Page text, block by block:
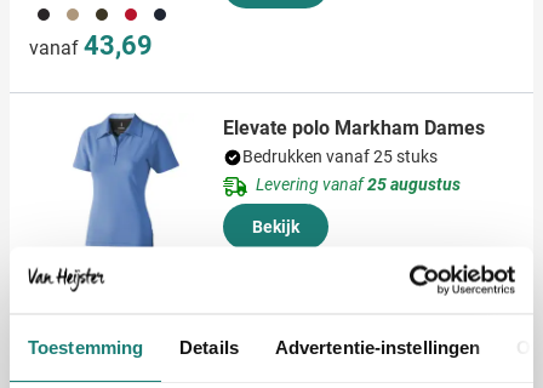
Toestemming Details Advertentie-instellingen
001 357 402 008 536
vanaf 43,69
105546920
Elevate polo Markham Dames
Bedrukken vanaf 25 stuks
Levering vanaf25 augustus
Bekijk